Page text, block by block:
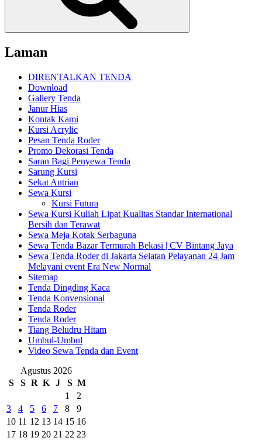
Laman
DIRENTALKAN TENDA
Download
Gallery Tenda
Janur Hias
Kontak Kami
Kursi Acrylic
Pesan Tenda Roder
Promo Dekorasi Tenda
Saran Bagi Penyewa Tenda
Sarung Kursi
Sekat Antrian
Sewa Kursi
Kursi Futura
Sewa Kursi Kuliah Lipat Kualitas Standar International
Bersih dan Terawat
Sewa Meja Kotak Serbaguna
Sewa Tenda Bazar Termurah Bekasi | CV Bintang Jaya
Sewa Tenda Roder di Jakarta Selatan Pelayanan 24 Jam
Melayani event Era New Normal
Sitemap
Tenda Dingding Kaca
Tenda Konvensional
Tenda Roder
Tenda Roder
Tiang Beludru Hitam
Umbul-Umbul
Video Sewa Tenda dan Event
Agustus 2026
S
S R K J S M
1
2
3
4 5 6 7 8
9
10 11 12 13 14 15 16
17 18 19 20 21 22 23